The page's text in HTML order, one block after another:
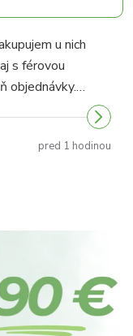
u nich
s férovou
objednávky.
pred 1 hodinou